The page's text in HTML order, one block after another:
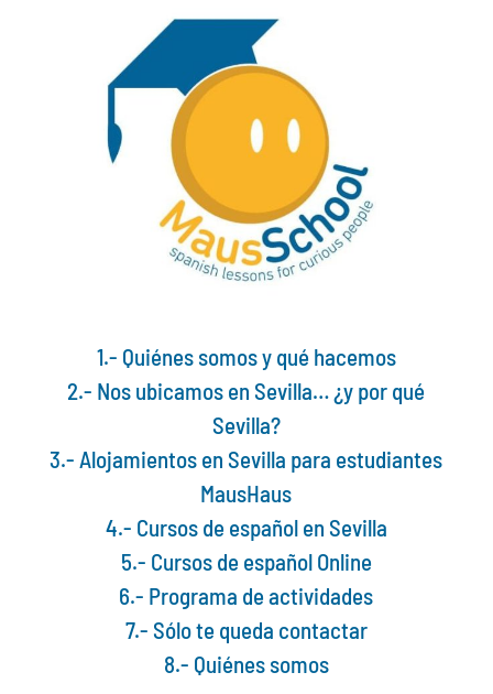
1.- Quiénes somos y qué hacemos
2.- Nos ubicamos en Sevilla… ¿y por qué
Sevilla?
3.- Alojamientos en Sevilla para estudiantes
MausHaus
4.- Cursos de español en Sevilla
5.- Cursos de español Online
6.- Programa de actividades
7.- Sólo te queda contactar
8.- Quiénes somos